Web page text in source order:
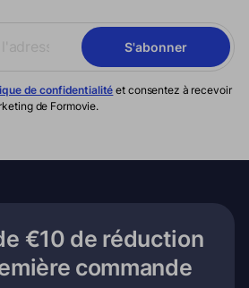
S'abonner
de confidentialité et consentez à recevoir
de Formovie.
€10 de réduction
commande